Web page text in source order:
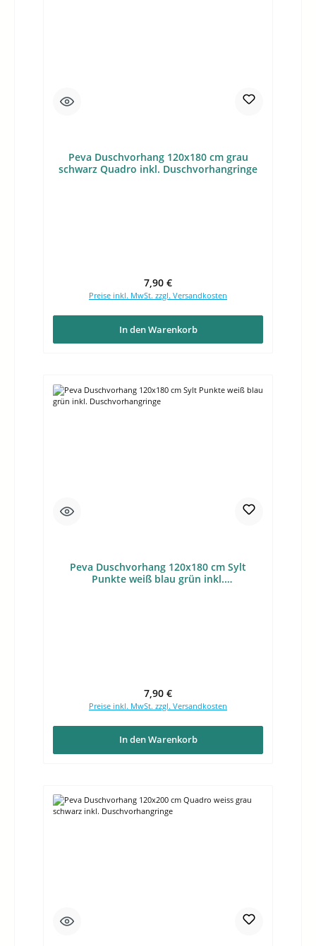
Peva Duschvorhang 120x180 cm grau
schwarz Quadro inkl. Duschvorhangringe
Regulärer Preis:
7,90 €
Preise inkl. MwSt. zzgl. Versandkosten
In den Warenkorb
Peva Duschvorhang 120x180 cm Sylt
Punkte weiß blau grün inkl.
Regulärer Preis:
7,90 €
Preise inkl. MwSt. zzgl. Versandkosten
In den Warenkorb